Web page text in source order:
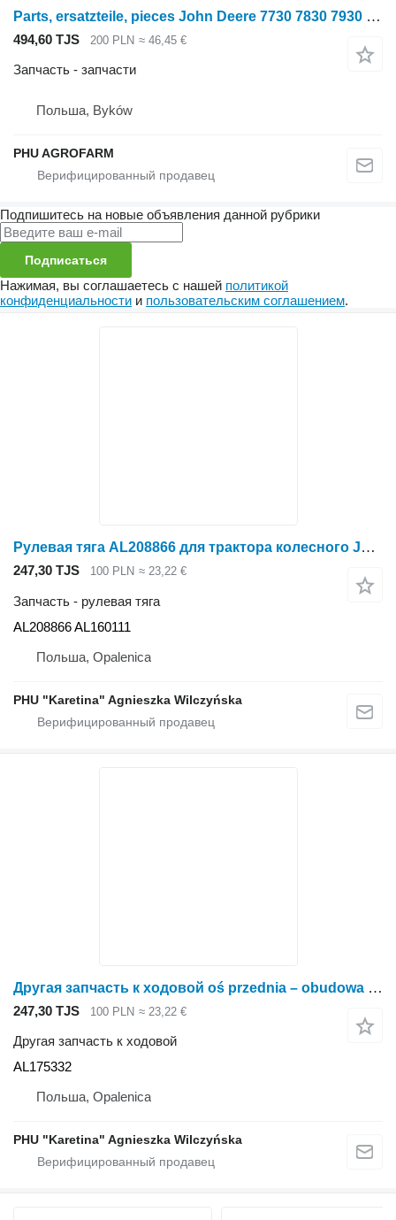
Parts, ersatzteile, pieces John Deere 7730 7830 7930 parts, ersatzteile, pieces для трактора колесного John Deere 7730 7830 7930
494,60 TJS 200 PLN ≈ 46,45 €
Запчасть - запчасти
Польша, Byków
PHU AGROFARM
Подпишитесь на новые объявления данной рубрики
Подписаться
Нажимая, вы соглашаетесь с нашей политикой
конфиденциальности и пользовательским соглашением.
Рулевая тяга AL208866 для трактора колесного John Deere 6930 7730
247,30 TJS 100 PLN ≈ 23,22 €
Запчасть - рулевая тяга
AL208866 AL160111
Польша, Opalenica
PHU "Karetina" Agnieszka Wilczyńska
Другая запчасть к ходовой oś przednia – obudowa osi lewa AL175332 для трактора колесного John Deere 6930 7730
247,30 TJS 100 PLN ≈ 23,22 €
Другая запчасть к ходовой
AL175332
Польша, Opalenica
PHU "Karetina" Agnieszka Wilczyńska